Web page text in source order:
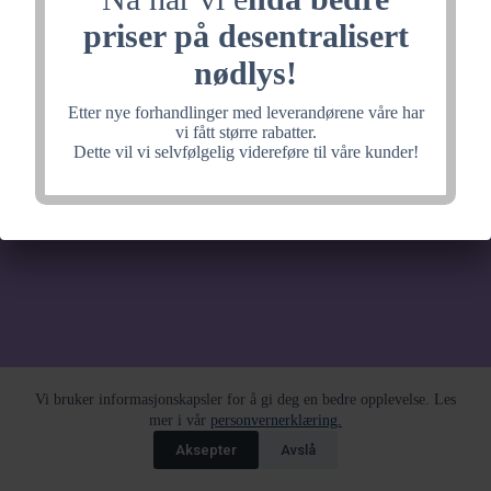
priser på desentralisert
nødlys!
Etter nye forhandlinger med leverandørene våre har
vi fått større rabatter.
Dette vil vi selvfølgelig videreføre til våre kunder!
Vi bruker informasjonskapsler for å gi deg en bedre opplevelse. Les
mer i vår personvernerklæring.
Aksepter
Avslå
noe fantastisk, velkommen
tilbake litt senere.